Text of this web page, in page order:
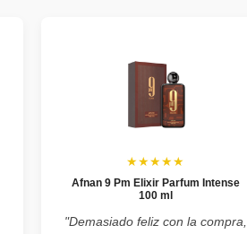
★★★★★
Afnan 9 Pm Elixir Parfum Intense
100 ml
"Demasiado feliz con la compra,